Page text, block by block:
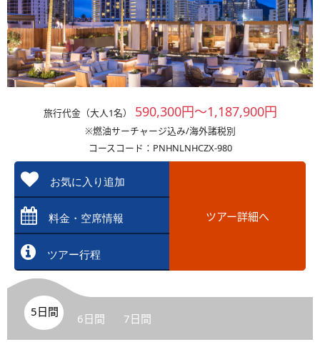
旅行代金（大人1名） 590,300円～1,187,900円
※燃油サーチャージ込み/海外諸税別
コースコード：PNHNLNHCZX-980
お気に入り追加
料金・空席情報
ツアー行程
ツアー詳細へ
5日間 6日間 7日間